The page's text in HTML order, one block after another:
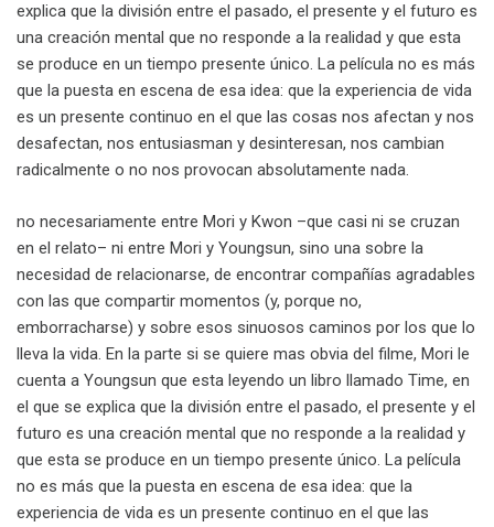
explica que la división entre el pasado, el presente y el futuro es
una creación mental que no responde a la realidad y que esta
se produce en un tiempo presente único. La película no es más
que la puesta en escena de esa idea: que la experiencia de vida
es un presente continuo en el que las cosas nos afectan y nos
desafectan, nos entusiasman y desinteresan, nos cambian
radicalmente o no nos provocan absolutamente nada.
no necesariamente entre Mori y Kwon –que casi ni se cruzan
en el relato– ni entre Mori y Youngsun, sino una sobre la
necesidad de relacionarse, de encontrar compañías agradables
con las que compartir momentos (y, porque no,
emborracharse) y sobre esos sinuosos caminos por los que lo
lleva la vida. En la parte si se quiere mas obvia del filme, Mori le
cuenta a Youngsun que esta leyendo un libro llamado Time, en
el que se explica que la división entre el pasado, el presente y el
futuro es una creación mental que no responde a la realidad y
que esta se produce en un tiempo presente único. La película
no es más que la puesta en escena de esa idea: que la
experiencia de vida es un presente continuo en el que las